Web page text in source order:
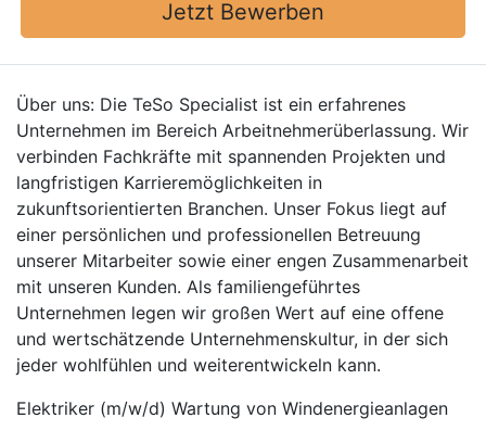
Jetzt Bewerben
Über uns: Die TeSo Specialist ist ein erfahrenes
Unternehmen im Bereich Arbeitnehmerüberlassung. Wir
verbinden Fachkräfte mit spannenden Projekten und
langfristigen Karrieremöglichkeiten in
zukunftsorientierten Branchen. Unser Fokus liegt auf
einer persönlichen und professionellen Betreuung
unserer Mitarbeiter sowie einer engen Zusammenarbeit
mit unseren Kunden. Als familiengeführtes
Unternehmen legen wir großen Wert auf eine offene
und wertschätzende Unternehmenskultur, in der sich
jeder wohlfühlen und weiterentwickeln kann.
Elektriker (m/w/d) Wartung von Windenergieanlagen